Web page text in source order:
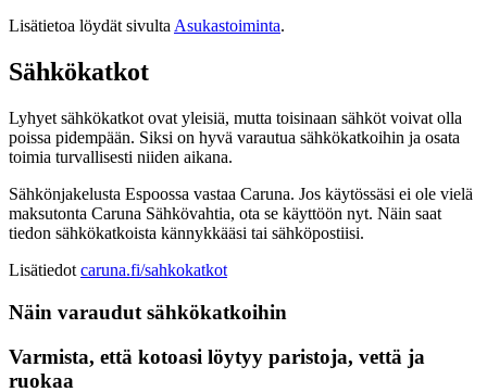
Lisätietoa löydät sivulta Asukastoiminta.
Sähkökatkot
Lyhyet sähkökatkot ovat yleisiä, mutta toisinaan sähköt voivat olla
poissa pidempään. Siksi on hyvä varautua sähkökatkoihin ja osata
toimia turvallisesti niiden aikana.
Sähkönjakelusta Espoossa vastaa Caruna. Jos käytössäsi ei ole vielä
maksutonta Caruna Sähkövahtia, ota se käyttöön nyt. Näin saat
tiedon sähkökatkoista kännykkääsi tai sähköpostiisi.
Lisätiedot caruna.fi/sahkokatkot
Näin varaudut sähkökatkoihin
Varmista, että kotoasi löytyy paristoja, vettä ja
ruokaa